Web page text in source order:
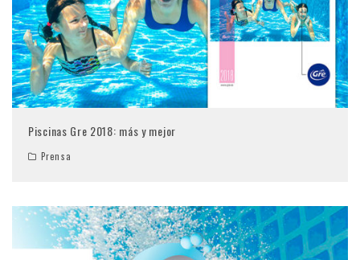
Piscinas Gre 2018: más y mejor
Prensa